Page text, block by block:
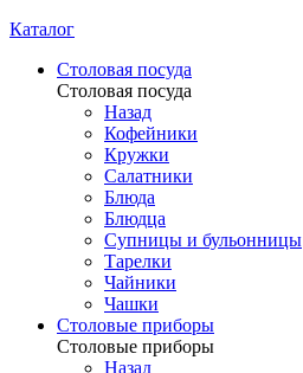
Каталог
Столовая посуда
Столовая посуда
Назад
Кофейники
Кружки
Салатники
Блюда
Блюдца
Супницы и бульонницы
Тарелки
Чайники
Чашки
Cтоловые приборы
Cтоловые приборы
Назад